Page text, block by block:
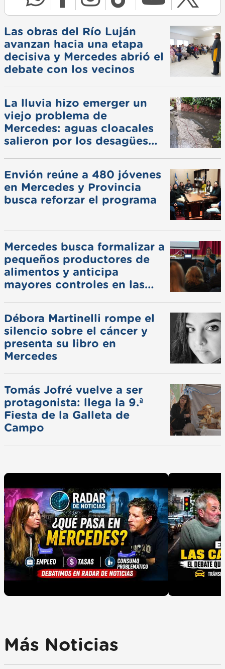
Las obras del Río Luján
avanzan hacia una etapa
decisiva y Mercedes abrió el
debate con los vecinos
La lluvia hizo emerger un
viejo problema de
Mercedes: aguas cloacales
salieron por los desagües
Envión reúne a 480 jóvenes
en Mercedes y Provincia
busca reforzar el programa
Mercedes busca formalizar a
pequeños productores de
alimentos y anticipa
mayores controles en las
Débora Martinelli rompe el
silencio sobre el cáncer y
presenta su libro en
Mercedes
Tomás Jofré vuelve a ser
protagonista: llega la 9.ª
Fiesta de la Galleta de
Campo
Más Noticias